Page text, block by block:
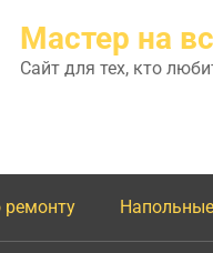
Мастер на
Сайт для тех, кто
ремонту